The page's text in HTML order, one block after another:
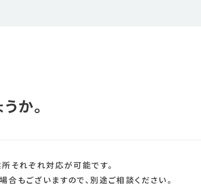
か。
それぞれ対応が可能です。
もございますので、別途ご相談ください。